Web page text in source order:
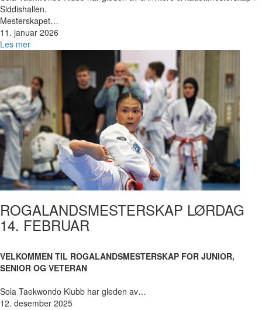
Siddishallen.
Mesterskapet…
11. januar 2026
Les mer
ROGALANDSMESTERSKAP LØRDAG
14. FEBRUAR
VELKOMMEN TIL ROGALANDSMESTERSKAP FOR JUNIOR,
SENIOR OG VETERAN
Sola Taekwondo Klubb har gleden av…
12. desember 2025